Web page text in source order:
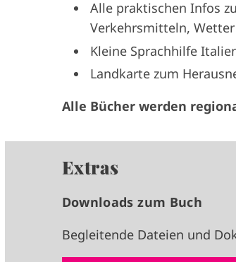
Alle praktischen Infos
Verkehrsmitteln, Wetter
Kleine Sprachhilfe
Landkarte zum
Alle Bücher werden
Extras
Downloads zum Buch
Begleitende Dateien und